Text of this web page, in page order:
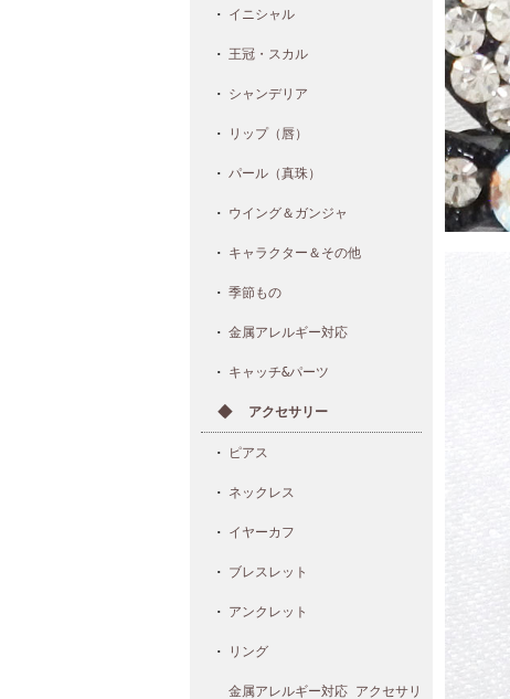
イニシャル
王冠・スカル
シャンデリア
リップ（唇）
パール（真珠）
ウイング＆ガンジャ
キャラクター＆その他
季節もの
金属アレルギー対応
キャッチ&パーツ
アクセサリー
ピアス
ネックレス
イヤーカフ
ブレスレット
アンクレット
リング
金属アレルギー対応 アクセサリ